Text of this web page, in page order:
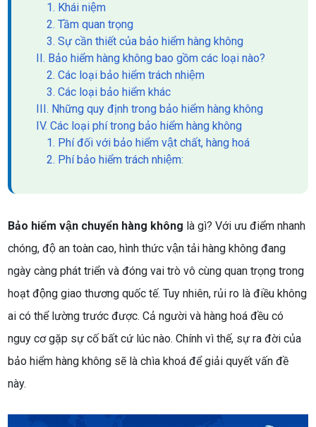
1. Khái niệm
2. Tầm quan trọng
3. Sự cần thiết của bảo hiểm hàng không
II. Bảo hiểm hàng không bao gồm các loại nào?
2. Các loại bảo hiểm trách nhiệm
3. Các loại bảo hiểm khác
III. Những quy định trong bảo hiểm hàng không
IV. Các loại phí trong bảo hiểm hàng không
1. Phí đối với bảo hiểm vật chất, hàng hoá
2. Phí bảo hiểm trách nhiệm:
Bảo hiểm vận chuyển hàng không là gì? Với ưu điểm nhanh
chóng, độ an toàn cao, hình thức vận tải hàng không đang
ngày càng phát triển và đóng vai trò vô cùng quan trọng trong
hoạt động giao thương quốc tế. Tuy nhiên, rủi ro là điều không
ai có thể lường trước được. Cả người và hàng hoá đều có
nguy cơ gặp sự cố bất cứ lúc nào. Chính vì thế, sự ra đời của
bảo hiểm hàng không sẽ là chìa khoá để giải quyết vấn đề
này.